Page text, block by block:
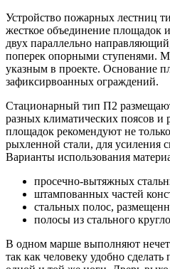
Устройство пожарных лестниц
жесткое объединение
двух параллельно
поперек опорными ступенями.
указным в проекте. Основание
зафиксирвоанных ограждений.
Стационарный тип П2
разных климатических поясов
площадок рекомендуют не
рыхленной стали, для усиления
Варианты использования
просечно-вытяжных
штампованных частей
стальных полос,
полосы из стального
В одном марше выполняют
так как человеку удобно